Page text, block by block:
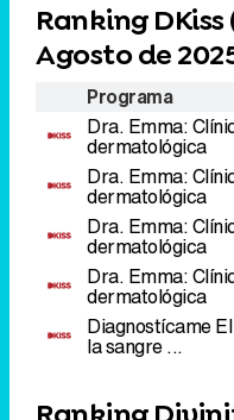
Ranking DKiss
Agosto de
Programa
Dra. Emma:
dermatológica
Dra. Emma:
dermatológica
Dra. Emma:
dermatológica
Dra. Emma:
dermatológica
Diagnostícame
la sangre ...